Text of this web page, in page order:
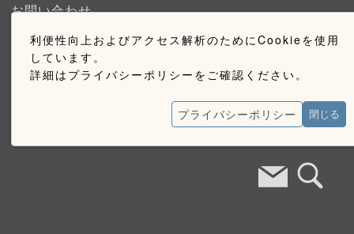
利便性向上およびアクセス解析のためにCookieを使用
しています。
詳細はプライバシーポリシーをご確認ください。
プライバシーポリシー 閉じる
お問い合わせ
採用情報
お問い合わせ